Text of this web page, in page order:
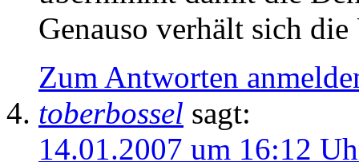
Genauso verhält sich
Zum Antworten
toberbossel sagt:
14.01.2007 um 16:12